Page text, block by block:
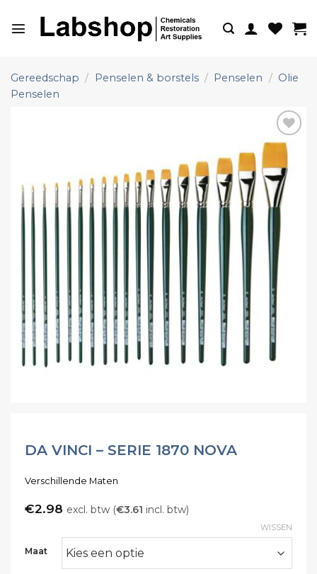
naar
Gereedschap / Penselen & borstels / Penselen / Olie
Penselen
DA VINCI – SERIE 1870 NOVA
Verschillende Maten
€2.98 excl. btw (€3.61 incl. btw)
Maat
WISSEN